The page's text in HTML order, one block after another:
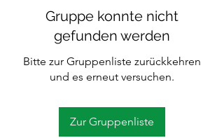
Gruppe konnte nicht
gefunden werden
Bitte zur Gruppenliste zurückkehren
und es erneut versuchen.
Zur Gruppenliste